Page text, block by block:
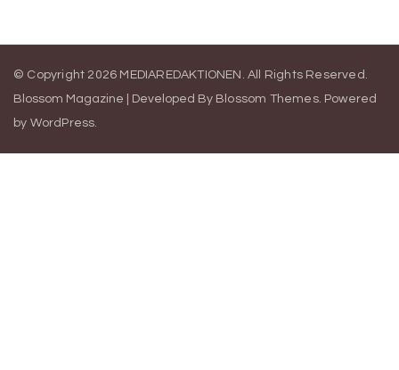
© Copyright 2026 MEDIAREDAKTIONEN . All Rights Reserved.
Blossom Magazine | Developed By Blossom Themes. Powered
by WordPress.